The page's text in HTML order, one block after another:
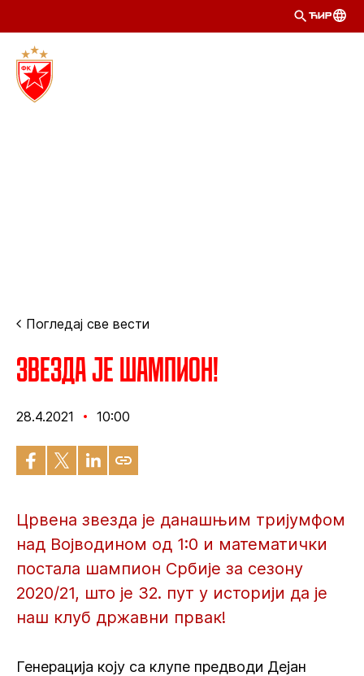
ЋИР
Погледај све вести
Звезда је шампион!
28.4.2021 10:00
Црвена звезда је данашњим тријумфом
над Војводином од 1:0 и математички
постала шампион Србије за сезону
2020/21, што је 32. пут у историји да је
наш клуб државни првак!
Генерација коју са клупе предводи Дејан